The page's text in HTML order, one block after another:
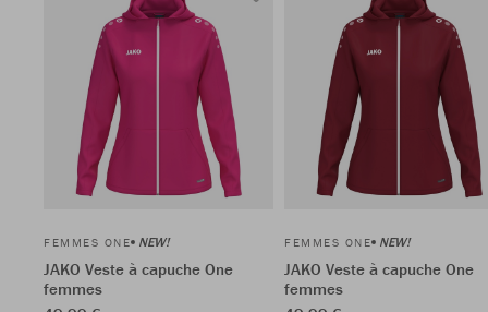
FEMMES ONE NEW!
JAKO Veste à capuche One
femmes
FEMMES ONE NEW!
JAKO Veste à capuche One
femmes